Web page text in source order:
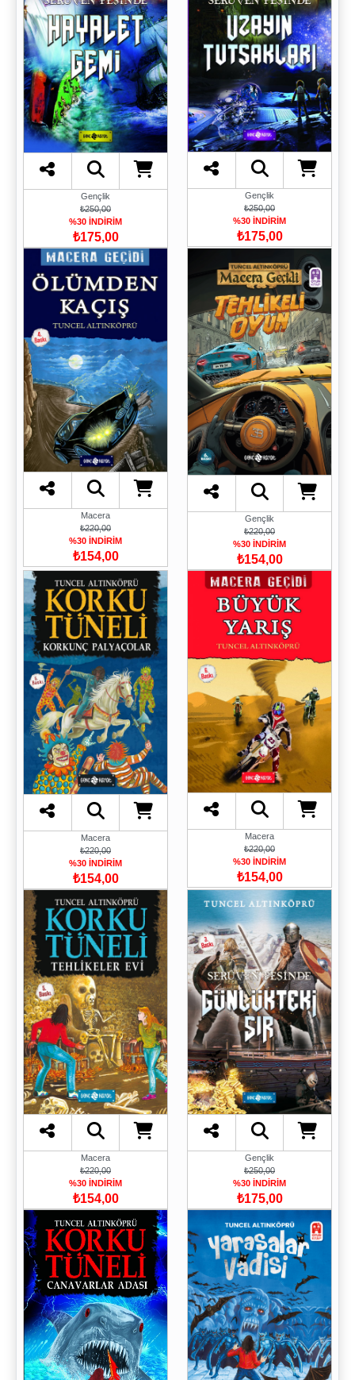
Gençlik
₺250,00
%30 İNDİRİM
₺175,00
Gençlik
₺250,00
%30 İNDİRİM
₺175,00
Macera
₺220,00
%30 İNDİRİM
₺154,00
Gençlik
₺220,00
%30 İNDİRİM
₺154,00
Macera
₺220,00
%30 İNDİRİM
₺154,00
Macera
₺220,00
%30 İNDİRİM
₺154,00
Macera
₺220,00
%30 İNDİRİM
₺154,00
Gençlik
₺250,00
%30 İNDİRİM
₺175,00